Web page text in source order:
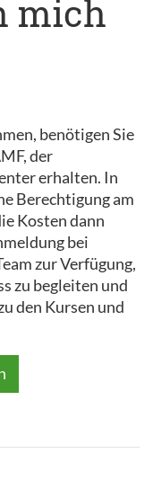
mich
benötigen Sie
der
erhalten. In
Berechtigung am
Kosten dann
bei
zur Verfügung,
zu begleiten und
den Kursen und